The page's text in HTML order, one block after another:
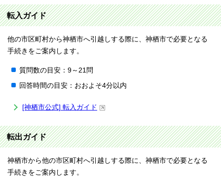
転入ガイド
他の市区町村から神栖市へ引越しする際に、神栖市で必要となる
手続きをご案内します。
質問数の目安：9～21問
回答時間の目安：おおよそ4分以内
[神栖市公式] 転入ガイド
転出ガイド
神栖市から他の市区町村へ引越しする際に、神栖市で必要となる
手続きをご案内します。